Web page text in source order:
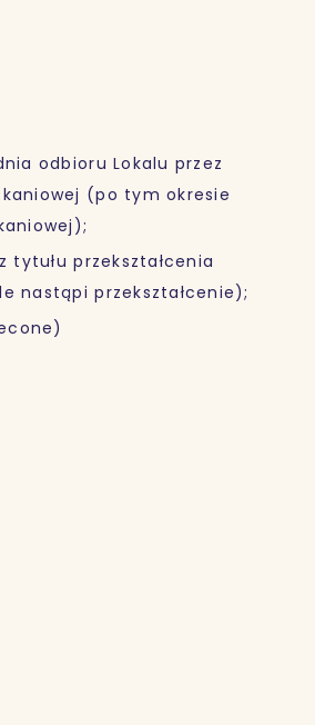
odbioru Lokalu przez
(po tym okresie
tytułu przekształcenia
nastąpi przekształcenie);